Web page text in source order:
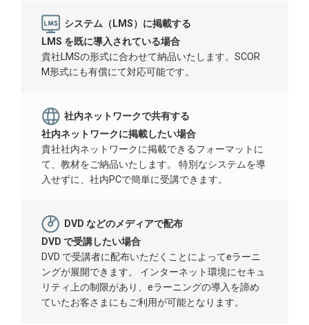
システム（LMS）に掲載する
LMS を既に導入されている場合
貴社LMSの形式に合わせて納品いたします。SCOR
M形式にも有償にて対応可能です。
社内ネットワークで共有する
社内ネットワークに掲載したい場合
貴社社内ネットワークに掲載できるフォーマットに
て、教材をご納品いたします。 特別なシステムを導
入せずに、社内PCで簡単に受講できます。
DVD などのメディアで配布
DVD で受講したい場合
DVD で受講者に配布いただくことによってeラーニ
ングが展開できます。 インターネット環境にセキュ
リティ上の制限があり、eラーニングの導入を諦め
ていたお客さまにもご利用が可能となります。